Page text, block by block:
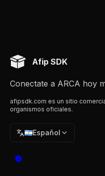
Afip SDK
Conectate a ARCA hoy
afipsdk.com es un sitio
organismos oficiales.
🇦🇷Español